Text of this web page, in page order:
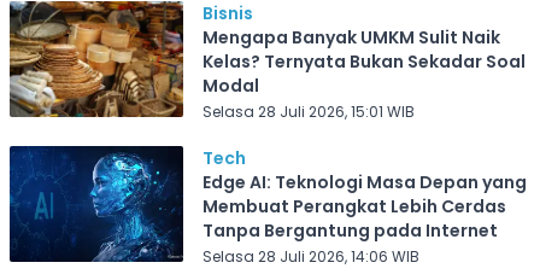
Bisnis
Mengapa Banyak UMKM Sulit Naik
Kelas? Ternyata Bukan Sekadar Soal
Modal
Selasa 28 Juli 2026, 15:01 WIB
Tech
Edge AI: Teknologi Masa Depan yang
Membuat Perangkat Lebih Cerdas
Tanpa Bergantung pada Internet
Selasa 28 Juli 2026, 14:06 WIB